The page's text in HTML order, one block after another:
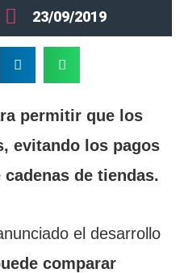
23/09/2019
permitir que los
evitando los pagos
de tiendas.
el desarrollo
comparar